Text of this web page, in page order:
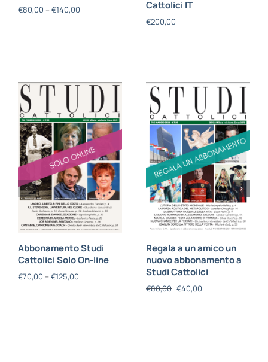
€80,00 – €140,00
Cattolici IT
€200,00
Abbonamento Studi
Cattolici Solo On-line
€70,00 – €125,00
Regala a un amico un
nuovo abbonamento a
Studi Cattolici
€80,00 €40,00